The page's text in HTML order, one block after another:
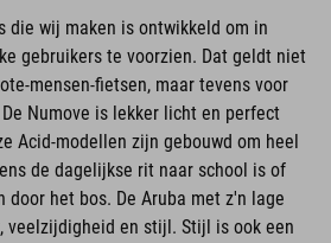
die wij maken is ontwikkeld om in
gebruikers te voorzien. Dat geldt niet
mensen-fietsen, maar tevens voor
Numove is lekker licht en perfect
Acid-modellen zijn gebouwd om heel
de dagelijkse rit naar school is of
het bos. De Aruba met z'n lage
veelzijdigheid en stijl. Stijl is ook een